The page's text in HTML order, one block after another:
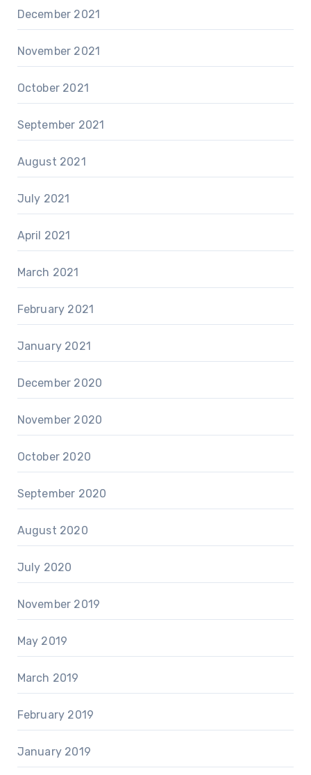
December 2021
November 2021
October 2021
September 2021
August 2021
July 2021
April 2021
March 2021
February 2021
January 2021
December 2020
November 2020
October 2020
September 2020
August 2020
July 2020
November 2019
May 2019
March 2019
February 2019
January 2019